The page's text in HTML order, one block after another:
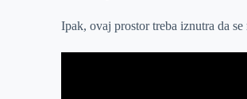
Ipak, ovaj prostor treba iznutra da